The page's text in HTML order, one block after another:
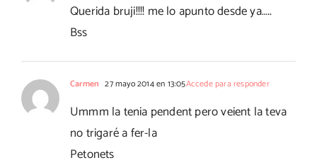
Querida bruji!!!! me lo apunto desde ya…..
Bss
Carmen 27 mayo 2014 en 13:05Accede para responder
Ummm la tenia pendent pero veient la teva
no trigaré a fer-la
Petonets